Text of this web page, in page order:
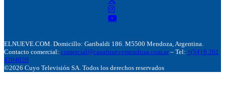
ELNUEVE.COM. Domicillo: Garibaldi 186. M5500 Mendoza, Argentina.
Contacto comercial: comercial@canalnuevemendoza.com.ar – Tel: +(54) 9 261
4204020
©2026 Cuyo Televisión SA. Todos los derechos reservados